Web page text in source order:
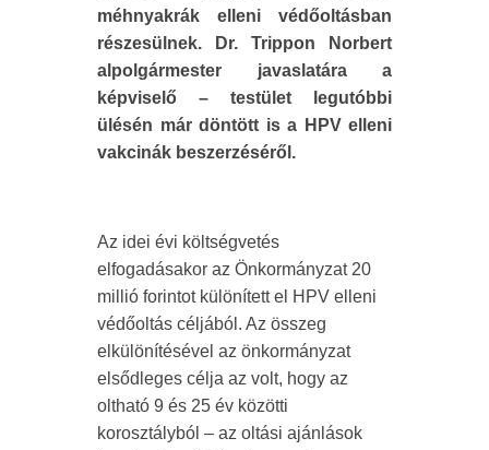
méhnyakrák elleni védőoltásban
részesülnek. Dr. Trippon Norbert
alpolgármester javaslatára a
képviselő – testület legutóbbi
ülésén már döntött is a HPV elleni
vakcinák beszerzéséről.
Az idei évi költségvetés
elfogadásakor az Önkormányzat 20
millió forintot különített el HPV elleni
védőoltás céljából. Az összeg
elkülönítésével az önkormányzat
elsődleges célja az volt, hogy az
oltható 9 és 25 év közötti
korosztályból – az oltási ajánlások